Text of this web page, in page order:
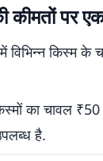
पर
में विभिन्न किस्म
का चावल
है.